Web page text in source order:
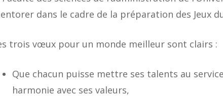
dans le cadre de la préparation des Jeux
trois vœux pour un monde meilleur sont clairs :
Que chacun puisse mettre ses talents au
harmonie avec ses valeurs,